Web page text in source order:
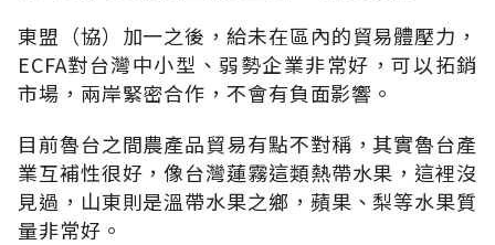
東盟（協）加一之後，給未在區內的貿易體壓力，
ECFA對台灣中小型、弱勢企業非常好，可以拓銷
市場，兩岸緊密合作，不會有負面影響。
目前魯台之間農產品貿易有點不對稱，其實魯台產
業互補性很好，像台灣蓮霧這類熱帶水果，這裡沒
見過，山東則是溫帶水果之鄉，蘋果、梨等水果質
量非常好。